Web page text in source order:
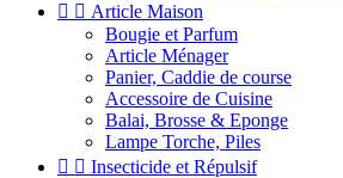
  Article Maison
Bougie et Parfum
Article Ménager
Panier, Caddie de course
Accessoire de Cuisine
Balai, Brosse & Eponge
Lampe Torche, Piles
  Insecticide et Répulsif